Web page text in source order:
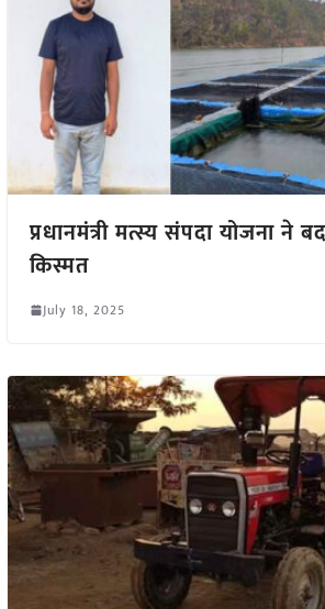
प्रधानमंत्री मत्स्य संपदा योजना ने
किस्मत
July 18, 2025